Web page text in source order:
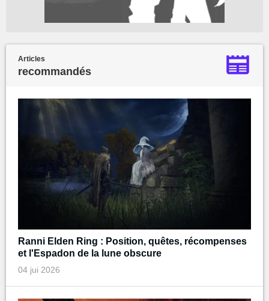
Articles
recommandés
Ranni Elden Ring : Position, quêtes, récompenses
et l'Espadon de la lune obscure
04 jui 2026